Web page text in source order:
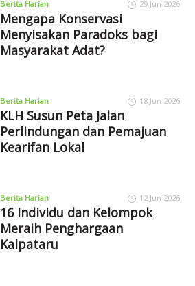
Berita Harian 29 Jun 2026
Mengapa Konservasi
Menyisakan Paradoks bagi
Masyarakat Adat?
Berita Harian 18 Jun 2026
KLH Susun Peta Jalan
Perlindungan dan Pemajuan
Kearifan Lokal
Berita Harian 12 Jun 2026
16 Individu dan Kelompok
Meraih Penghargaan
Kalpataru